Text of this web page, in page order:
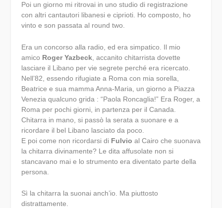
Poi un giorno mi ritrovai in uno studio di registrazione
con altri cantautori libanesi e ciprioti. Ho composto, ho
vinto e son passata al round two.
Era un concorso alla radio, ed era simpatico. Il mio
amico Roger Yazbeck, accanito chitarrista dovette
lasciare il Libano per vie segrete perché era ricercato.
Nell’82, essendo rifugiate a Roma con mia sorella,
Beatrice e sua mamma Anna-Maria, un giorno a Piazza
Venezia qualcuno grida : “Paola Roncaglia!” Era Roger, a
Roma per pochi giorni, in partenza per il Canada.
Chitarra in mano, si passò la serata a suonare e a
ricordare il bel Libano lasciato da poco.
E poi come non ricordarsi di Fulvio al Cairo che suonava
la chitarra divinamente? Le dita affusolate non si
stancavano mai e lo strumento era diventato parte della
persona.
Sì la chitarra la suonai anch’io. Ma piuttosto
distrattamente.